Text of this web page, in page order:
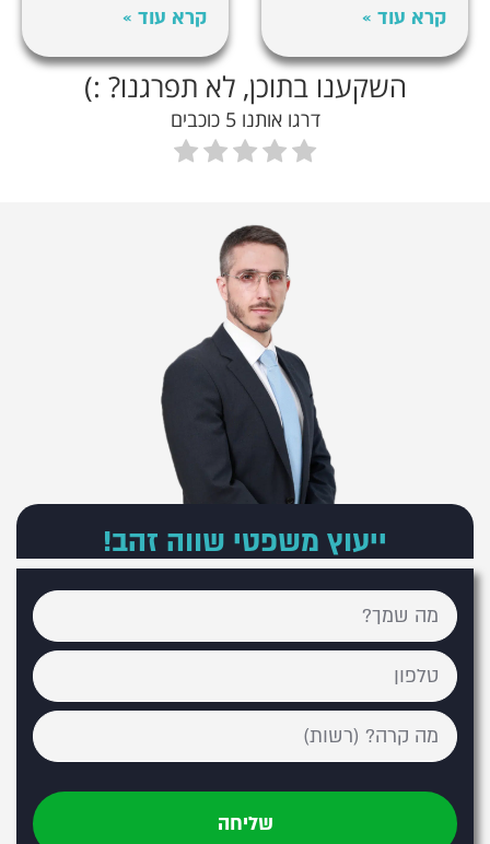
קרא עוד » קרא עוד »
השקענו בתוכן, לא תפרגנו? :)
דרגו אותנו 5 כוכבים
ייעוץ משפטי שווה זהב!
שליחה